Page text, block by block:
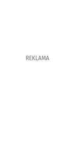
REKLAMA